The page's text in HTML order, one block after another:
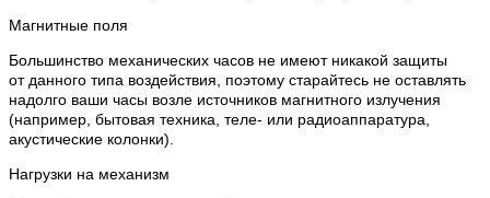
Магнитные поля
Большинство механических часов не имеют никакой защиты
от данного типа воздействия, поэтому старайтесь не оставлять
надолго ваши часы возле источников магнитного излучения
(например, бытовая техника, теле- или радиоаппаратура,
акустические колонки).
Нагрузки на механизм